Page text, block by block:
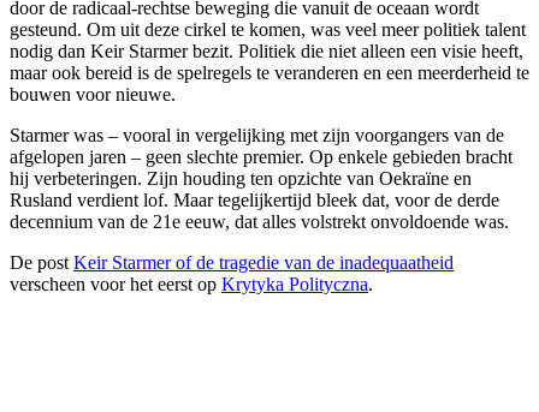
door de radicaal-rechtse beweging die vanuit de oceaan wordt
gesteund. Om uit deze cirkel te komen, was veel meer politiek talent
nodig dan Keir Starmer bezit. Politiek die niet alleen een visie heeft,
maar ook bereid is de spelregels te veranderen en een meerderheid te
bouwen voor nieuwe.
Starmer was – vooral in vergelijking met zijn voorgangers van de
afgelopen jaren – geen slechte premier. Op enkele gebieden bracht
hij verbeteringen. Zijn houding ten opzichte van Oekraïne en
Rusland verdient lof. Maar tegelijkertijd bleek dat, voor de derde
decennium van de 21e eeuw, dat alles volstrekt onvoldoende was.
De post Keir Starmer of de tragedie van de inadequaatheid
verscheen voor het eerst op Krytyka Polityczna.